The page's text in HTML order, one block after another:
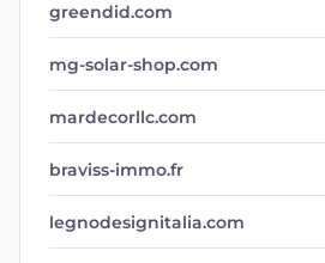
greendid.com
mg-solar-shop.com
mardecorllc.com
braviss-immo.fr
legnodesignitalia.com